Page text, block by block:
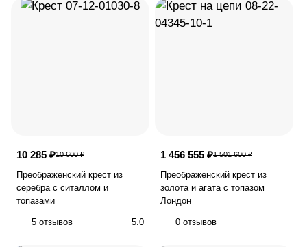
10 285 ₽10 600 ₽
Преображенский крест из
серебра с ситаллом и
топазами
5 отзывов 5.0
1 456 555 ₽1 501 600 ₽
Преображенский крест из
золота и агата с топазом
Лондон
0 отзывов